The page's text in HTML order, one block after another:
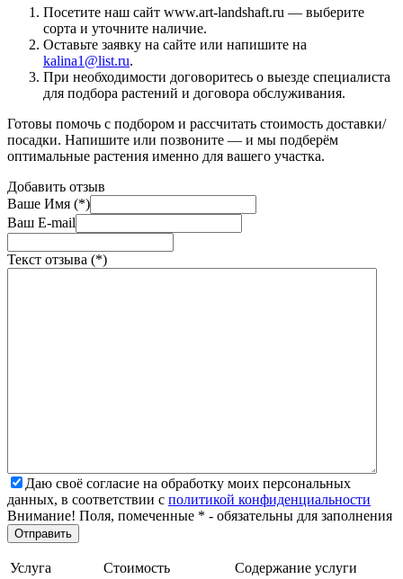
Посетите наш сайт www.art-landshaft.ru — выберите
сорта и уточните наличие.
Оставьте заявку на сайте или напишите на
kalina1@list.ru.
При необходимости договоритесь о выезде специалиста
для подбора растений и договора обслуживания.
Готовы помочь с подбором и рассчитать стоимость доставки/
посадки. Напишите или позвоните — и мы подберём
оптимальные растения именно для вашего участка.
Добавить отзыв
Ваше Имя (*)
Ваш E-mail
Текст отзыва (*)
Даю своё согласие на обработку моих персональных
данных, в соответствии с политикой конфиденциальности
Внимание! Поля, помеченные * - обязательны для заполнения
Услуга Стоимость Содержание услуги